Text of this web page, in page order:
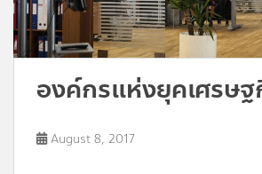
องค์กรแห่งยุคเศรษ
August 8, 2017